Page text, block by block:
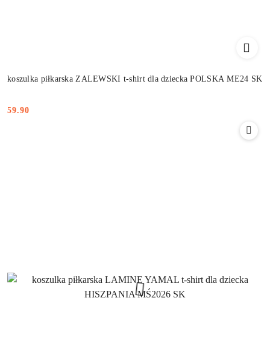
koszulka piłkarska ZALEWSKI t-shirt dla dziecka POLSKA ME24 SK
Cena:
59.90